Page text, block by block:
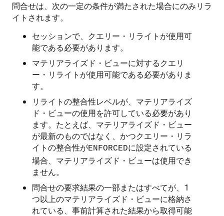
問合せは、次の一定の条件が満たされた場合にのみリラ
イトされます。
セッションで、クエリー・リライトが使用可
能である必要があります。
マテリアライズド・ビューに対するクエリ
ー・リライトが使用可能である必要がありま
す。
リライトの整合性レベルが、マテリアライズ
ド・ビューの使用を許可している必要があり
ます。たとえば、マテリアライズド・ビュー
が最新のものではなく、かつクエリー・リラ
イトの整合性がENFORCEDに設定されている
場合、マテリアライズド・ビューは使用でき
ません。
問合せの要求結果の一部またはすべてが、1
つ以上のマテリアライズド・ビューに格納さ
れている、事前計算された結果から取得可能